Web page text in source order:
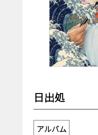
日出処
アルバム